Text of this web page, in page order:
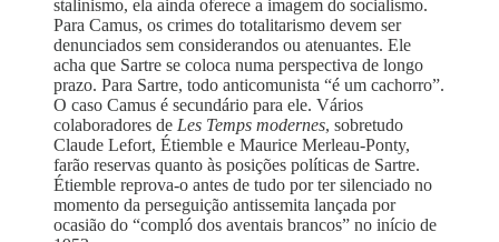
stalinismo, ela ainda oferece a imagem do socialismo.
Para Camus, os crimes do totalitarismo devem ser
denunciados sem considerandos ou atenuantes. Ele
acha que Sartre se coloca numa perspectiva de longo
prazo. Para Sartre, todo anticomunista “é um cachorro”.
O caso Camus é secundário para ele. Vários
colaboradores de Les Temps modernes, sobretudo
Claude Lefort, Étiemble e Maurice Merleau-Ponty,
farão reservas quanto às posições políticas de Sartre.
Étiemble reprova-o antes de tudo por ter silenciado no
momento da perseguição antissemita lançada por
ocasião do “compló dos aventais brancos” no início de